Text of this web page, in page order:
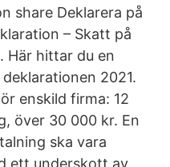
share Deklarera på
– Skatt på
Här hittar du en
2021.
enskild firma: 12
över 30 000 kr. En
ska vara
ett underskott av